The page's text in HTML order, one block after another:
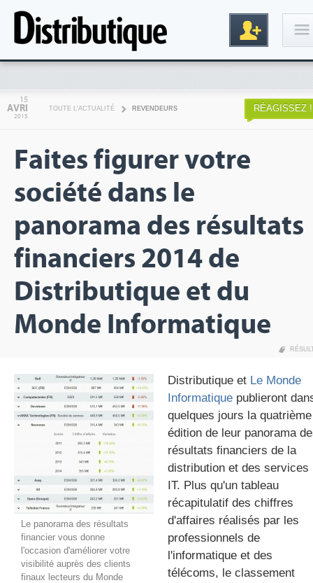
Inscription
15
AVRI
2015
TOUTE L'ACTUALITÉ REVENDEURS RÉAGISSEZ !
Faites figurer votre
société dans le
panorama des résultats
financiers 2014 de
Distributique et du
Monde Informatique
Le panorama des résultats
financier vous donne
l'occasion d'améliorer votre
visibilité auprès des clients
finaux lecteurs du Monde
Distributique et Le Monde
Informatique publieront
quelques jours la quatrième
édition de leur panorama
résultats financiers de la
distribution et des services
IT. Plus qu'un tableau
récapitulatif des chiffres
d'affaires réalisés par les
professionnels de
l'informatique et des
télécoms, le classement